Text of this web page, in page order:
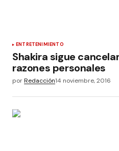
ENTRETENIMIENTO
Shakira sigue
razones personales
porRedacción14 noviembre, 2016